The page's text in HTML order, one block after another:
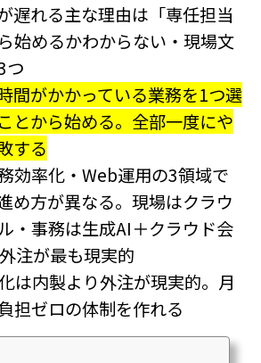
遅れる主な理由は「専任担当
始めるかわからない・現場文
つ
間がかかっている業務を1つ選
とから始める。全部一度にや
する
効率化・Web運用の3領域で
め方が異なる。現場はクラウ
・事務は生成AI＋クラウド会
注が最も現実的
は内製より外注が現実的。月
担ゼロの体制を作れる